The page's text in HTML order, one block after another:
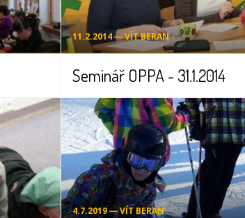
11.2.2014 ― VÍT BERAN
Seminář OPPA - 31.1.2014
4.7.2019 ― VÍT BERAN